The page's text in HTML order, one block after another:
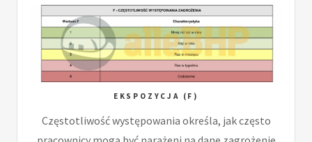
EKSPOZYCJA (F)
Częstotliwość występowania określa, jak często